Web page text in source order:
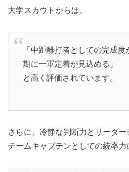
大学スカウトからは、
「中距離打者としての完成
期に一軍定着が見込める」
と高く評価されています。
さらに、冷静な判断力とリーダー
チームキャプテンとしての統率力